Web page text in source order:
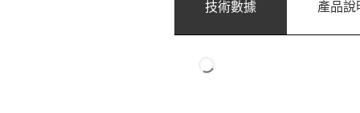
技術數據 產品說